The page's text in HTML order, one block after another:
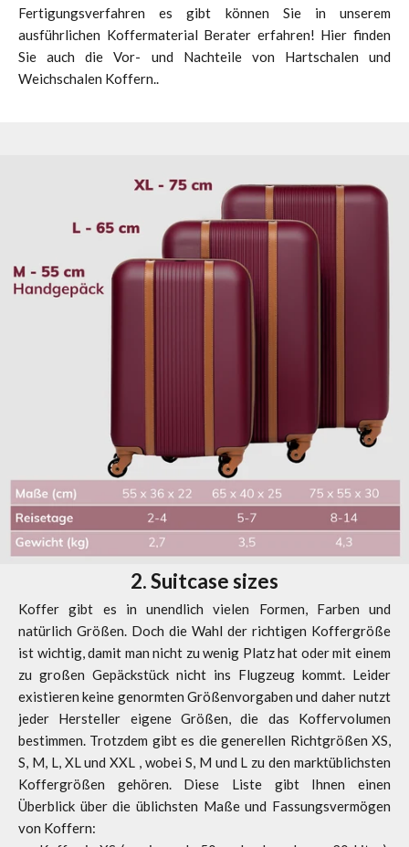
Fertigungsverfahren es gibt können Sie in unserem
ausführlichen Koffermaterial Berater erfahren! Hier finden
Sie auch die Vor- und Nachteile von Hartschalen und
Weichschalen Koffern..
2. Suitcase sizes
Koffer gibt es in unendlich vielen Formen, Farben und
natürlich Größen. Doch die Wahl der richtigen Koffergröße
ist wichtig, damit man nicht zu wenig Platz hat oder mit einem
zu großen Gepäckstück nicht ins Flugzeug kommt. Leider
existieren keine genormten Größenvorgaben und daher nutzt
jeder Hersteller eigene Größen, die das Koffervolumen
bestimmen. Trotzdem gibt es die generellen Richtgrößen XS,
S, M, L, XL und XXL , wobei S, M und L zu den marktüblichsten
Koffergrößen gehören. Diese Liste gibt Ihnen einen
Überblick über die üblichsten Maße und Fassungsvermögen
von Koffern: